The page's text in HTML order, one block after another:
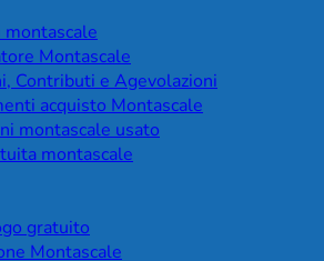
montascale
Montascale
Contributi e Agevolazioni
acquisto Montascale
montascale usato
montascale
gratuito
Montascale